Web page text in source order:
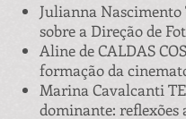
Julianna Nascimento
sobre a Direção de
Aline de CALDAS
formação da
Marina Cavalcanti
dominante: